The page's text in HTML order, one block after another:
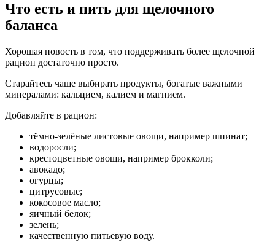
Что есть и пить для щелочного
баланса
Хорошая новость в том, что поддерживать более щелочной
рацион достаточно просто.
Старайтесь чаще выбирать продукты, богатые важными
минералами: кальцием, калием и магнием.
Добавляйте в рацион:
тёмно-зелёные листовые овощи, например шпинат;
водоросли;
крестоцветные овощи, например брокколи;
авокадо;
огурцы;
цитрусовые;
кокосовое масло;
яичный белок;
зелень;
качественную питьевую воду.